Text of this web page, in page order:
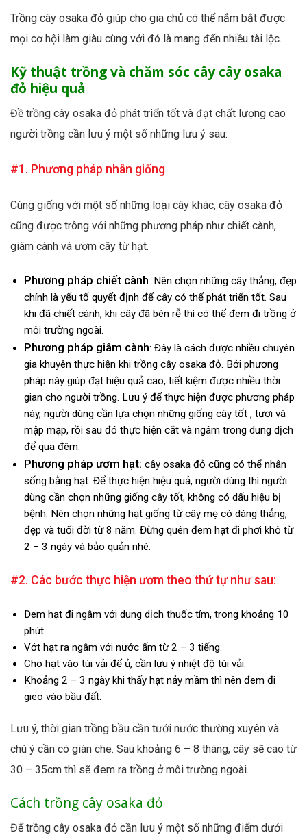
Trồng cây osaka đỏ giúp cho gia chủ có thể nắm bắt được
mọi cơ hội làm giàu cùng với đó là mang đến nhiều tài lộc.
Kỹ thuật trồng và chăm sóc cây cây osaka
đỏ hiệu quả
Đề trồng cây osaka đỏ phát triển tốt và đạt chất lượng cao
người trồng cần lưu ý một số những lưu ý sau:
#1. Phương pháp nhân giống
Cùng giống với một số những loại cây khác, cây osaka đỏ
cũng được trông với những phương pháp như chiết cành,
giâm cành và ươm cây từ hạt.
Phương pháp chiết cành: Nên chọn những cây thẳng, đẹp
chính là yếu tố quyết định để cây có thể phát triển tốt. Sau
khi đã chiết cành, khi cây đã bén rễ thì có thể đem đi trồng ở
môi trường ngoài.
Phương pháp giâm cành: Đây là cách được nhiều chuyên
gia khuyên thực hiện khi trồng cây osaka đỏ. Bởi phương
pháp này giúp đạt hiệu quả cao, tiết kiệm được nhiều thời
gian cho người trồng. Lưu ý để thực hiện được phương pháp
này, người dùng cần lựa chọn những giống cây tốt , tươi và
mập mạp, rồi sau đó thực hiện cắt và ngâm trong dung dịch
để qua đêm.
Phương pháp ươm hạt: cây osaka đỏ cũng có thể nhân
sống bằng hạt. Để thực hiện hiệu quả, người dùng thì người
dùng cần chọn những giống cây tốt, không có dấu hiệu bị
bệnh. Nên chọn những hạt giống từ cây mẹ có dáng thẳng,
đẹp và tuổi đời từ 8 năm. Đừng quên đem hạt đi phơi khô từ
2 – 3 ngày và bảo quản nhé.
#2. Các bước thực hiện ươm theo thứ tự như sau:
Đem hạt đi ngâm với dung dịch thuốc tím, trong khoảng 10
phút.
Vớt hạt ra ngâm với nước ấm từ 2 – 3 tiếng.
Cho hạt vào túi vải để ủ, cần lưu ý nhiệt độ túi vải.
Khoảng 2 – 3 ngày khi thấy hạt nảy mầm thì nên đem đi
gieo vào bầu đất.
Lưu ý, thời gian trồng bầu cần tưới nước thường xuyên và
chú ý cần có giàn che. Sau khoảng 6 – 8 tháng, cây sẽ cao từ
30 – 35cm thì sẽ đem ra trồng ở môi trường ngoài.
Cách trồng cây osaka đỏ
Để trồng cây osaka đỏ cần lưu ý một số những điểm dưới